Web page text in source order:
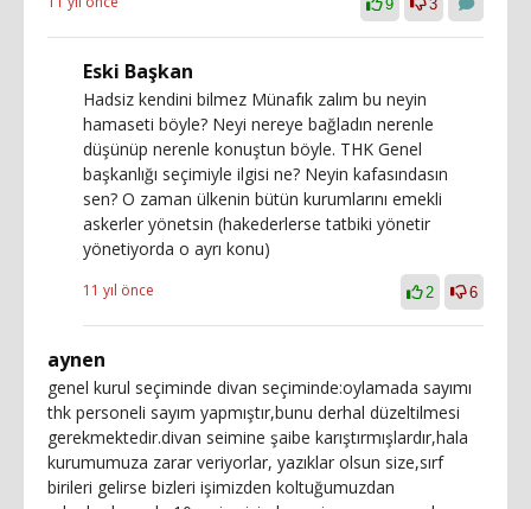
9 3
Eski Başkan
Hadsiz kendini bilmez Münafık zalım bu neyin
hamaseti böyle? Neyi nereye bağladın nerenle
düşünüp nerenle konuştun böyle. THK Genel
başkanlığı seçimiyle ilgisi ne? Neyin kafasındasın
sen? O zaman ülkenin bütün kurumlarını emekli
askerler yönetsin (hakederlerse tatbiki yönetir
yönetiyorda o ayrı konu)
11 yıl önce 2 6
aynen
genel kurul seçiminde divan seçiminde:oylamada sayımı
thk personeli sayım yapmıştır,bunu derhal düzeltilmesi
gerekmektedir.divan seimine şaibe karıştırmışlardır,hala
kurumumuza zarar veriyorlar, yazıklar olsun size,sırf
birileri gelirse bizleri işimizden koltuğumuzdan